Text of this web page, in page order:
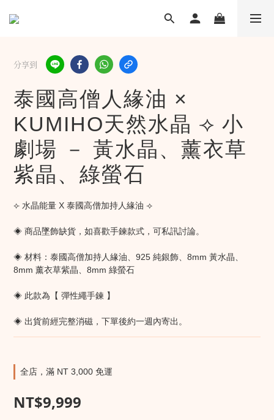
分享到
泰國高僧人緣油 ×
KUMIHO天然水晶 ⟢ 小
劇場 － 黃水晶、薰衣草
紫晶、綠螢石
⟣ 水晶能量 X 泰國高僧加持人緣油 ⟢
◈ 商品墜飾缺貨，如喜歡手鍊款式，可私訊討論。
◈ 材料：泰國高僧加持人緣油、925 純銀飾、8mm 黃水晶、
8mm 薰衣草紫晶、8mm 綠螢石
◈ 此款為【 彈性繩手鍊 】
◈ 出貨前經完整消磁，下單後約一週內寄出。
全店，滿 NT 3,000 免運
NT$9,999